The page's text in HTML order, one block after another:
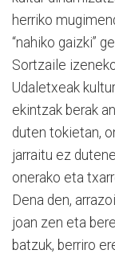
herriko
“nahiko gaizki”
Sortzaile
Udaletxeak
ekintzak berak
duten tokietan,
jarraitu ez
onerako eta
Dena den,
joan zen eta
batzuk, berriro